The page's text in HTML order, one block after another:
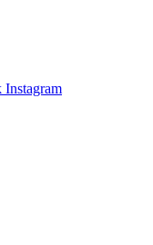
Instagram